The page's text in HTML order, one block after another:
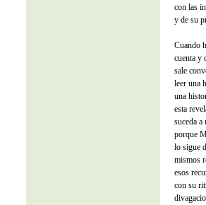
con las
y de su
Cuando
cuenta y
sale
leer una
una
esta
suceda
porque
lo sigue
mismos
esos
con su